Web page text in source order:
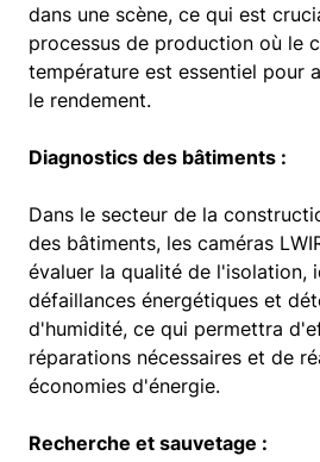
dans une scène, ce qui est
processus de production où le
température est essentiel pour
le rendement.
Diagnostics des bâtiments :
Dans le secteur de la
des bâtiments, les caméras
évaluer la qualité de l'isolation,
défaillances énergétiques et
d'humidité, ce qui permettra
réparations nécessaires et de
économies d'énergie.
Recherche et sauvetage :